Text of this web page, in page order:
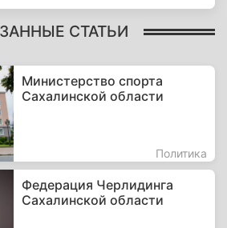
СТАТЬИ
Министерство спорта
Сахалинской области
Политика
Федерация Черлидинга
Сахалинской области